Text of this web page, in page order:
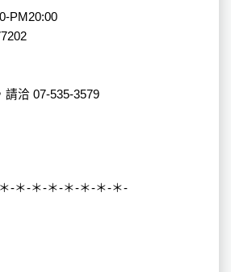
PM20:00
請洽 07-535-3579
-＊-＊-＊-＊-＊-＊-＊-